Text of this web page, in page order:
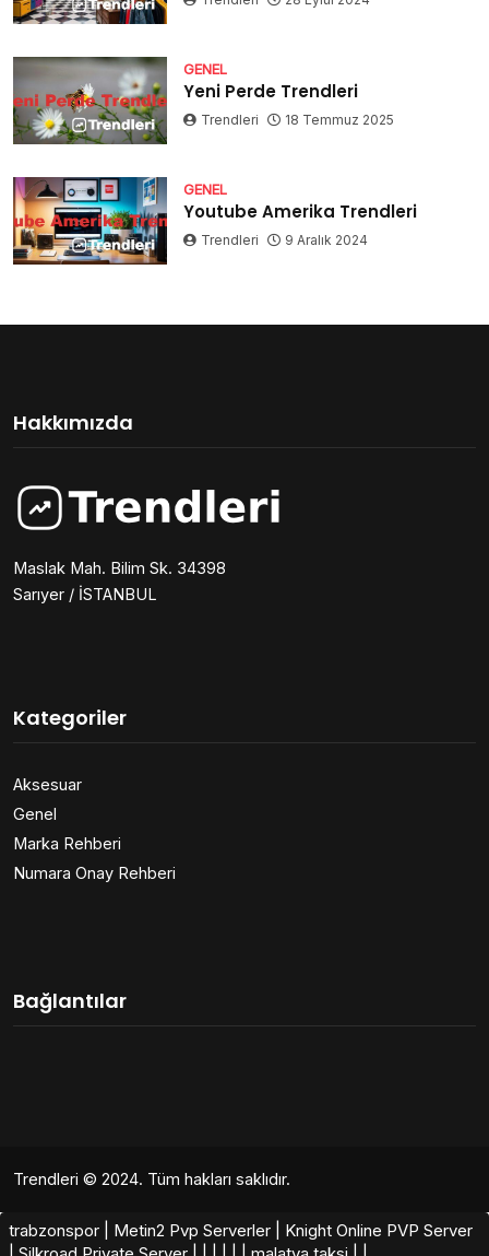
GENEL
Yeni Perde Trendleri
Trendleri 18 Temmuz 2025
GENEL
Youtube Amerika Trendleri
Trendleri 9 Aralık 2024
Hakkımızda
Maslak Mah. Bilim Sk. 34398
Sarıyer / İSTANBUL
Kategoriler
Aksesuar
Genel
Marka Rehberi
Numara Onay Rehberi
Bağlantılar
Trendleri © 2024. Tüm hakları saklıdır.
trabzonspor Metin2 Pvp Serverler
Knight Online PVP Server